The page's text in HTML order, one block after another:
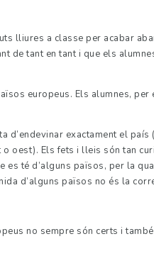
lliures a classe per acabar
de tant en tant i que els
europeus. Els alumnes, per
d’endevinar exactament el país
oest). Els fets i lleis són tan
es té d’alguns països, per la
d’alguns països no és la
no sempre són certs i